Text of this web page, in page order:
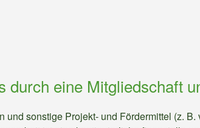
durch eine Mitgliedschaft
sonstige Projekt- und Fördermittel (z. B.